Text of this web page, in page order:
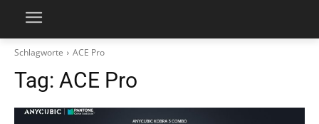
Schlagworte ACE Pro
Tag: ACE Pro